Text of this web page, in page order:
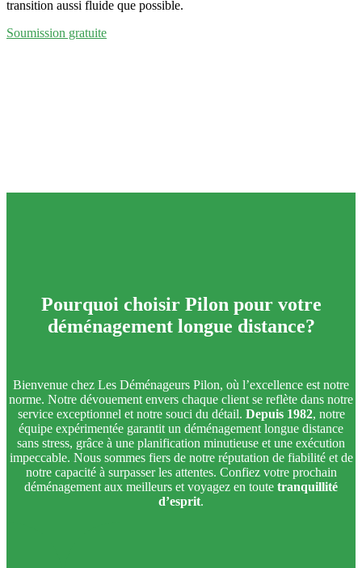
transition aussi fluide que possible.
Soumission gratuite
Pourquoi choisir Pilon pour votre
déménagement longue distance?
Bienvenue chez Les Déménageurs Pilon, où l’excellence est notre
norme. Notre dévouement envers chaque client se reflète dans notre
service exceptionnel et notre souci du détail. Depuis 1982, notre
équipe expérimentée garantit un déménagement longue distance
sans stress, grâce à une planification minutieuse et une exécution
impeccable. Nous sommes fiers de notre réputation de fiabilité et de
notre capacité à surpasser les attentes. Confiez votre prochain
déménagement aux meilleurs et voyagez en toute tranquillité
d’esprit.